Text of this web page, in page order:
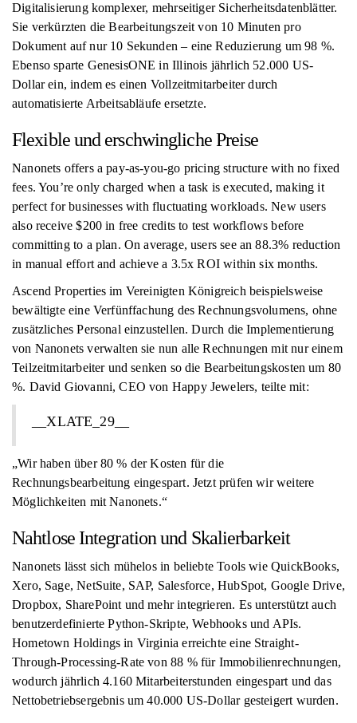
Digitalisierung komplexer, mehrseitiger Sicherheitsdatenblätter.
Sie verkürzten die Bearbeitungszeit von 10 Minuten pro
Dokument auf nur 10 Sekunden – eine Reduzierung um 98 %.
Ebenso sparte GenesisONE in Illinois jährlich 52.000 US-
Dollar ein, indem es einen Vollzeitmitarbeiter durch
automatisierte Arbeitsabläufe ersetzte.
Flexible und erschwingliche Preise
Nanonets offers a pay-as-you-go pricing structure with no fixed
fees. You’re only charged when a task is executed, making it
perfect for businesses with fluctuating workloads. New users
also receive $200 in free credits to test workflows before
committing to a plan. On average, users see an 88.3% reduction
in manual effort and achieve a 3.5x ROI within six months.
Ascend Properties im Vereinigten Königreich beispielsweise
bewältigte eine Verfünffachung des Rechnungsvolumens, ohne
zusätzliches Personal einzustellen. Durch die Implementierung
von Nanonets verwalten sie nun alle Rechnungen mit nur einem
Teilzeitmitarbeiter und senken so die Bearbeitungskosten um 80
%. David Giovanni, CEO von Happy Jewelers, teilte mit:
__XLATE_29__
„Wir haben über 80 % der Kosten für die
Rechnungsbearbeitung eingespart. Jetzt prüfen wir weitere
Möglichkeiten mit Nanonets.“
Nahtlose Integration und Skalierbarkeit
Nanonets lässt sich mühelos in beliebte Tools wie QuickBooks,
Xero, Sage, NetSuite, SAP, Salesforce, HubSpot, Google Drive,
Dropbox, SharePoint und mehr integrieren. Es unterstützt auch
benutzerdefinierte Python-Skripte, Webhooks und APIs.
Hometown Holdings in Virginia erreichte eine Straight-
Through-Processing-Rate von 88 % für Immobilienrechnungen,
wodurch jährlich 4.160 Mitarbeiterstunden eingespart und das
Nettobetriebsergebnis um 40.000 US-Dollar gesteigert wurden.